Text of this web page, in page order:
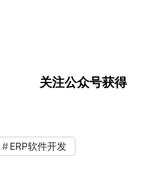
关注公众号获得
ERP软件开发